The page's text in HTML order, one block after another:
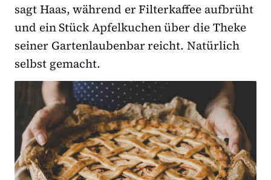
sagt Haas, während er Filterkaffee aufbrüht
und ein Stück Apfelkuchen über die Theke
seiner Gartenlaubenbar reicht. Natürlich
selbst gemacht.